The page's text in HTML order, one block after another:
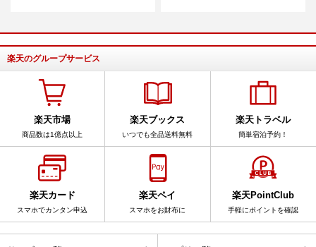
楽天のグループサービス
楽天市場
商品数は1億点以上
楽天ブックス
いつでも全品送料無料
楽天トラベル
簡単宿泊予約！
楽天カード
スマホでカンタン申込
楽天ペイ
スマホをお財布に
楽天PointClub
手軽にポイントを確認